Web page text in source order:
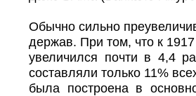
Обычно сильно
держав. При том, что к
увеличился почти в 4,4
составляли только 11%
была построена в